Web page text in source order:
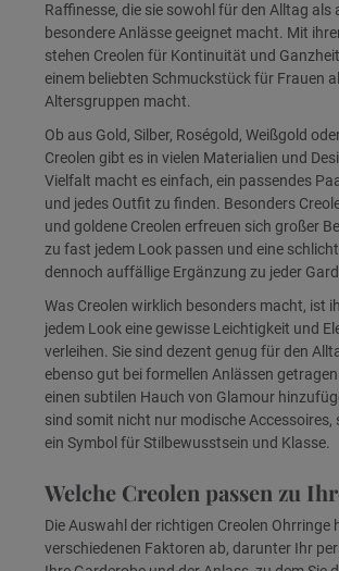
Raffinesse, die sie sowohl für den Alltag als
besondere Anlässe geeignet macht. Mit
stehen Creolen für Kontinuität und
einem beliebten Schmuckstück für Frauen
Altersgruppen macht.
Ob aus Gold, Silber, Roségold, Weißgold
Creolen gibt es in vielen Materialien und
Vielfalt macht es einfach, ein passendes
und jedes Outfit zu finden. Besonders
und goldene Creolen erfreuen sich großer
zu fast jedem Look passen und eine
dennoch auffällige Ergänzung zu jeder
Was Creolen wirklich besonders macht, ist
jedem Look eine gewisse Leichtigkeit und
verleihen. Sie sind dezent genug für den
ebenso gut bei formellen Anlässen
einen subtilen Hauch von Glamour
sind somit nicht nur modische Accessoires,
ein Symbol für Stilbewusstsein und Klasse.
Welche Creolen passen zu
Die Auswahl der richtigen Creolen Ohrringe
verschiedenen Faktoren ab, darunter Ihr